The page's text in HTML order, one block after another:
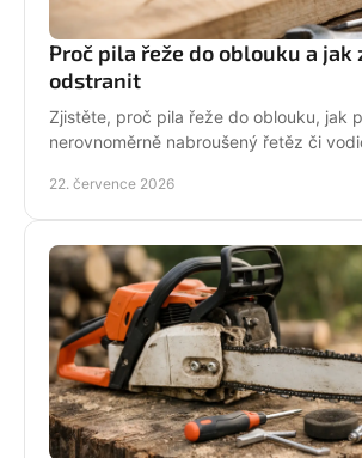
Proč pila řeže do oblouku a jak
odstranit
Zjistěte, proč pila řeže do oblouku, jak
nerovnoměrně nabroušený řetěz či
22. července 2026